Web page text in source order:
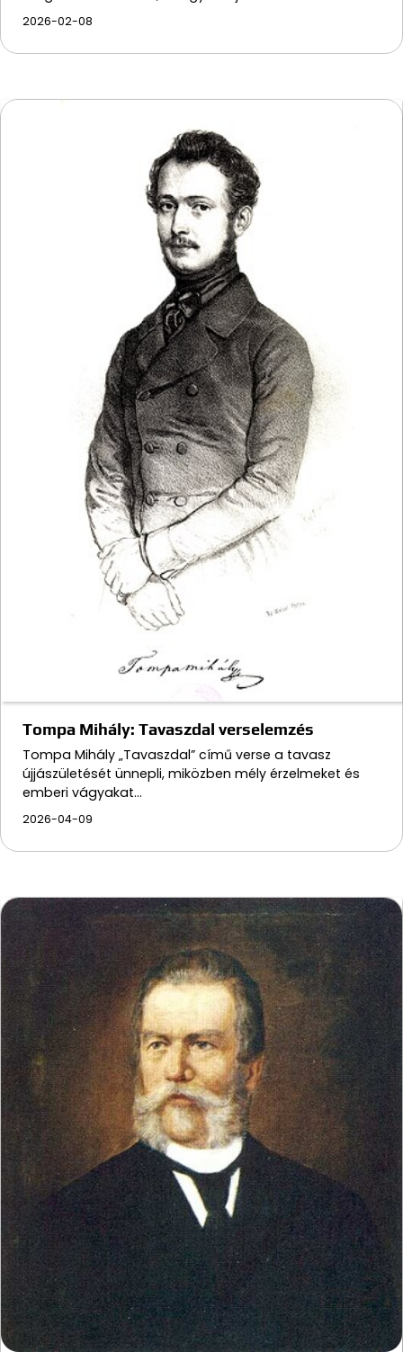
2026-02-08
Tompa Mihály: Tavaszdal verselemzés
Tompa Mihály „Tavaszdal” című verse a tavasz
újjászületését ünnepli, miközben mély érzelmeket és
emberi vágyakat…
2026-04-09